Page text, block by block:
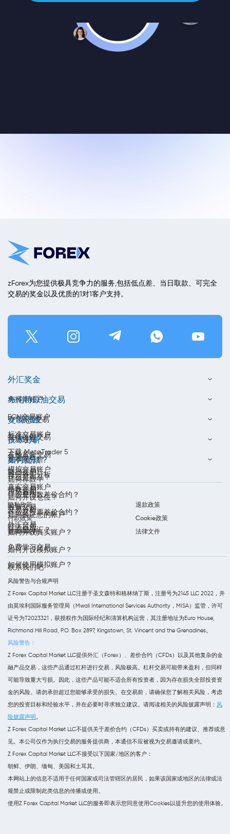
zForex为您提供极具竞争力的服务,包括低点差、当日取款、可完全
交易的奖金以及优质的1对1客户支持。
隐私政策
退款政策
付款政策
Cookie政策
条款和条件
法律文件
外汇奖金
免掉期账户
ECN交易账户
标准交易账户
下载 MetaTrader 5
模拟交易账户
真实交易账户
布伦特原油交易
WTI原油交易
在线白银交易
在线黄金交易
商品交易
指数交易
股票交易
外汇交易
交易思路
市场通知
每周分析
每日外汇分析
市场新闻
交易分析
经济日历
技术分析
基本面分析
什么是商品？
什么是指数差价合约？
什么是股票差价合约？
什么是外汇？
免费学习交易
如何使用模拟账户？
如何提款？
如何存款？
如何开设仓位？
如何验证您的帐户
如何开设真实账户？
如何开设模拟账户？
联系我们吧
风险警告与合规声明
Z Forex Capital Market LLC注册于圣文森特和格林纳丁斯，注册号为2145 LLC 2022，并
由莫埃利国际服务管理局（Mwali International Services Authority，MISA）监管，许可
证号为T2023321，获授权作为国际经纪和清算机构运营，其注册地址为Euro House,
Richmond Hill Road, P.O. Box 2897, Kingstown, St. Vincent and the Grenadines。
风险警告：
Z Forex Capital Market LLC提供外汇（Forex）、差价合约（CFDs）以及其他复杂的金
融产品交易，这些产品通过杠杆进行交易，风险极高。杠杆交易可能带来盈利，但同样
可能导致重大亏损。因此，这些产品可能不适合所有投资者，因为存在损失全部投资资
金的风险。请勿承担超过您能够承受的损失。在交易前，请确保您了解相关风险，考虑
您的投资目标和经验水平，并在必要时寻求独立建议。请阅读相关的风险披露声明： 风
险披露声明。
Z Forex Capital Market LLC不提供关于差价合约（CFDs）买卖或持有的建议、推荐或意
见。本公司仅作为执行交易的服务提供商，本通信不应被视为交易邀请或要约。
Z Forex Capital Market LLC不接受以下国家/地区的客户：
朝鲜、伊朗、缅甸、美国和土耳其。
本网站上的信息不适用于任何国家或司法管辖区的居民，如果该国家或地区的法律或法
规禁止或限制此类信息的传播或使用。
使用Z Forex Capital Market LLC的服务即表示您同意使用Cookies以提升您的使用体验。